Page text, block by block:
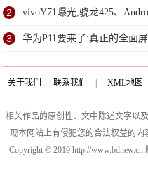
2 vivoY71曝光,骁龙425、
3 华为P11要来了:真正的全面
关于我们 联系我们 XML地图
相关作品的原创性、文中陈述文字以
现本网站上有侵犯您的合法权益的内
Copyright © 2019 http://